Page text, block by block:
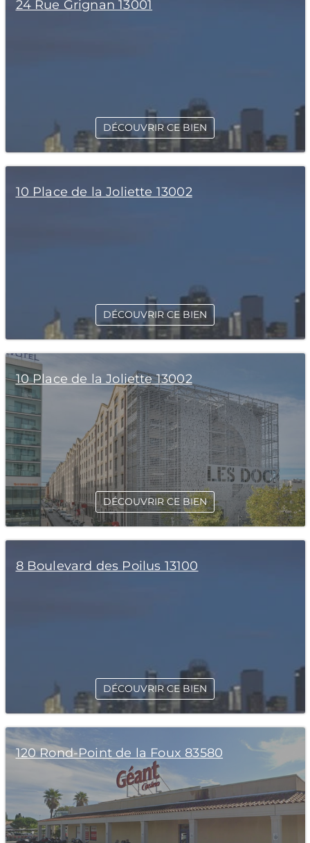
24 Rue Grignan 13001
DÉCOUVRIR CE BIEN
10 Place de la Joliette 13002
DÉCOUVRIR CE BIEN
10 Place de la Joliette 13002
DÉCOUVRIR CE BIEN
8 Boulevard des Poilus 13100
DÉCOUVRIR CE BIEN
120 Rond-Point de la Foux 83580